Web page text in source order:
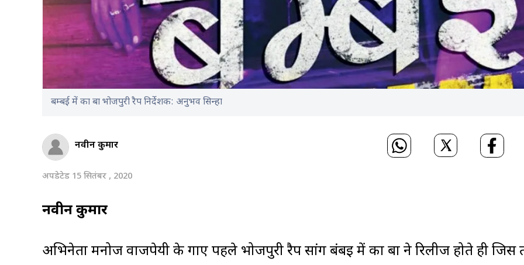
बम्बई में का बा भोजपुरी रैप निर्देशक: अनुभव सिन्हा
नवीन कुमार
अपडेटेड 15 सितंबर , 2020
नवीन कुमार
अभिनेता मनोज वाजपेयी के गाए पहले भोजपुरी रैप सांग बंबई में का बा ने रिलीज होते ही जिस